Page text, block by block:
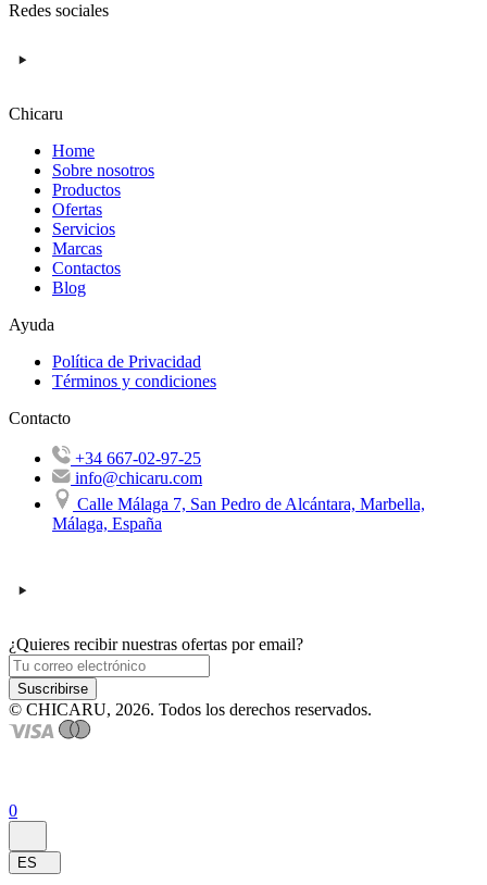
Redes sociales
Chicaru
Home
Sobre nosotros
Productos
Ofertas
Servicios
Marcas
Contactos
Blog
Ayuda
Política de Privacidad
Términos y condiciones
Contacto
+34 667-02-97-25
info@chicaru.com
Calle Málaga 7, San Pedro de Alcántara, Marbella,
Málaga, España
¿Quieres recibir nuestras ofertas por email?
Suscribirse
© CHICARU, 2026. Todos los derechos reservados.
0
ES